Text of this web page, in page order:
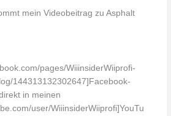
mein Videobeitrag zu Asphalt
pages/WiiinsiderWiiprofi-
144313132302647]Facebook-
in meinen
user/WiiinsiderWiiprofi]YouTu